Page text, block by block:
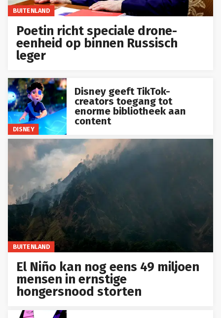
BUITENLAND
Poetin richt speciale drone-
eenheid op binnen Russisch
leger
DISNEY
Disney geeft TikTok-
creators toegang tot
enorme bibliotheek aan
content
BUITENLAND
El Niño kan nog eens 49 miljoen
mensen in ernstige
hongersnood storten